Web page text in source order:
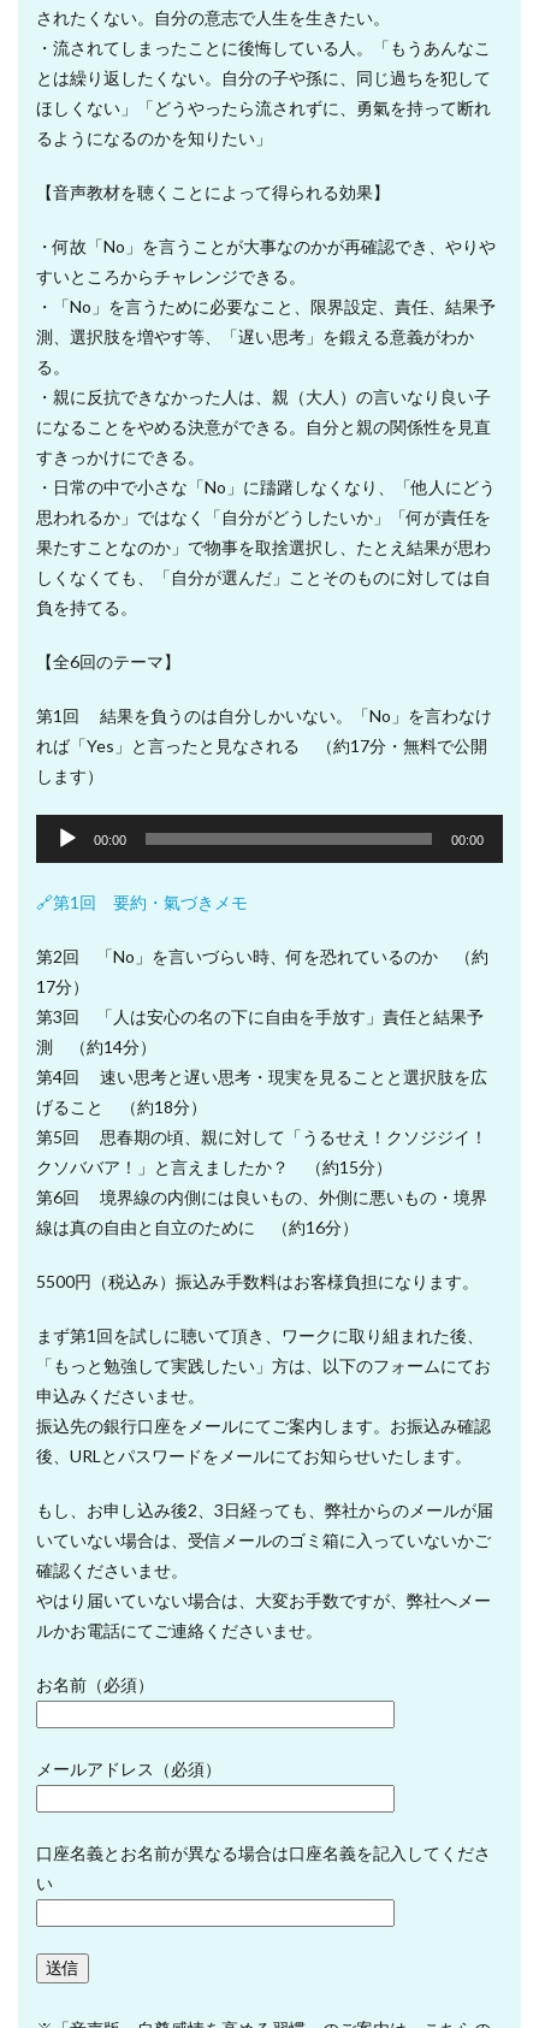
されたくない。自分の意志で人生を生きたい。
・流されてしまったことに後悔している人。「もうあんなこ
とは繰り返したくない。自分の子や孫に、同じ過ちを犯して
ほしくない」「どうやったら流されずに、勇氣を持って断れ
るようになるのかを知りたい」
【音声教材を聴くことによって得られる効果】
・何故「No」を言うことが大事なのかが再確認でき、やりや
すいところからチャレンジできる。
・「No」を言うために必要なこと、限界設定、責任、結果予
測、選択肢を増やす等、「遅い思考」を鍛える意義がわか
る。
・親に反抗できなかった人は、親（大人）の言いなり良い子
になることをやめる決意ができる。自分と親の関係性を見直
すきっかけにできる。
・日常の中で小さな「No」に躊躇しなくなり、「他人にどう
思われるか」ではなく「自分がどうしたいか」「何が責任を
果たすことなのか」で物事を取捨選択し、たとえ結果が思わ
しくなくても、「自分が選んだ」ことそのものに対しては自
負を持てる。
【全6回のテーマ】
第1回 結果を負うのは自分しかいない。「No」を言わなけ
れば「Yes」と言ったと見なされる （約17分・無料で公開
します）
声
プ
ー
ヤ
ー
00:00 00:00
🔗第1回 要約・氣づきメモ
第2回 「No」を言いづらい時、何を恐れているのか （約
17分）
第3回 「人は安心の名の下に自由を手放す」責任と結果予
測 （約14分）
第4回 速い思考と遅い思考・現実を見ることと選択肢を広
げること （約18分）
第5回 思春期の頃、親に対して「うるせえ！クソジジイ！
クソババア！」と言えましたか？ （約15分）
第6回 境界線の内側には良いもの、外側に悪いもの・境界
線は真の自由と自立のために （約16分）
5500円（税込み）振込み手数料はお客様負担になります。
まず第1回を試しに聴いて頂き、ワークに取り組まれた後、
「もっと勉強して実践したい」方は、以下のフォームにてお
申込みくださいませ。
振込先の銀行口座をメールにてご案内します。お振込み確認
後、URLとパスワードをメールにてお知らせいたします。
もし、お申し込み後2、3日経っても、弊社からのメールが届
いていない場合は、受信メールのゴミ箱に入っていないかご
確認くださいませ。
やはり届いていない場合は、大変お手数ですが、弊社へメー
ルかお電話にてご連絡くださいませ。
お名前（必須）
メールアドレス（必須）
口座名義とお名前が異なる場合は口座名義を記入してくださ
い